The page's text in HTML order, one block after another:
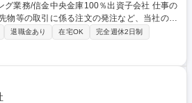
務/信金中央金庫100％出資子会社 仕事の
物等の取引に係る注文の発注など、当社のト
業務内容】 ・ファン
づく証券会社等への発注業務。 ・成立した
務等 ・取引に関する管理資料の作成業務 ※
ンドマネージャーによる指図をもとに着実・
トレーダー】運用会
中央金庫100％出資子会社
退職金あり 在宅OK
完全週休2日制